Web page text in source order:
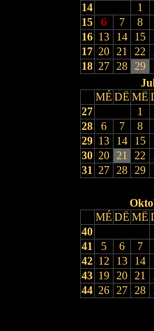
14
1
15
6 7 8
16 13 14 15
17 20 21 22
18 27 28 29
MÉ DË MË
27
1
28
6 7 8
29 13 14 15
30 20 21 22
31
27 28 29
MÉ DË MË
40
41
5 6 7
42 12 13 14
43 19 20 21
44 26 27 28